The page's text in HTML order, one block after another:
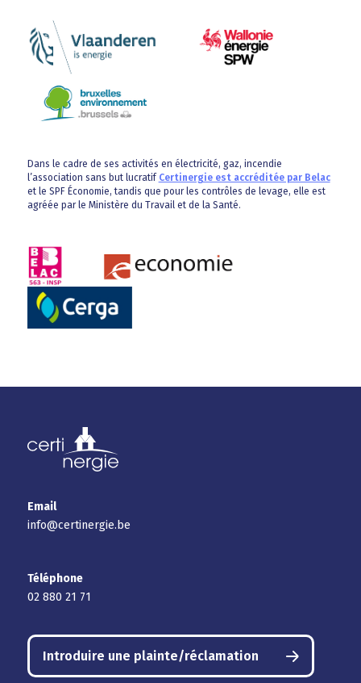
Dans le cadre de ses activités en électricité, gaz, incendie
l’association sans but lucratif Certinergie est accréditée par Belac
et le SPF Économie, tandis que pour les contrôles de levage, elle est
agréée par le Ministère du Travail et de la Santé.
Email
info@certinergie.be
Téléphone
02 880 21 71
Introduire une plainte/réclamation